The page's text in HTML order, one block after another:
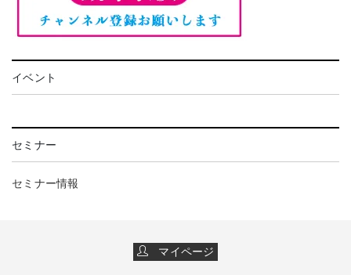
イベント
セミナー
セミナー情報
マイページ